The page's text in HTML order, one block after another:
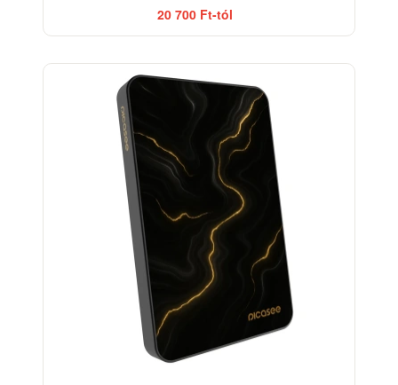
20 700 Ft-tól